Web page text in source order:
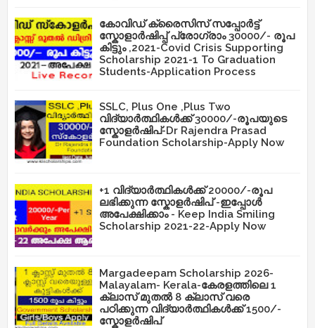
കോവിഡ് ക്രൈസിസ് സപ്പോർട്ട്
സ്കോളാർഷിപ്പ് പ്രോഗ്രാം 30000/- രൂപ
കിട്ടും ,2021-Covid Crisis Supporting
Scholarship 2021-1 To Graduation
Students-Application Process
SSLC, Plus One ,Plus Two
വിദ്യാർത്ഥികൾക്ക് 30000/-രൂപയുടെ
സ്കോളർഷിപ്-Dr Rajendra Prasad
Foundation Scholarship-Apply Now
+1 വിദ്യാർത്ഥികൾക്ക് 20000/-രൂപ
ലഭിക്കുന്ന സ്കോളർഷിപ് -ഇപ്പോൾ
അപേക്ഷിക്കാം - Keep India Smiling
Scholarship 2021-22-Apply Now
Margadeepam Scholarship 2026-
Malayalam- Kerala-കേരളത്തിലെ 1
ക്ലാസ് മുതൽ 8 ക്ലാസ് വരെ
പഠിക്കുന്ന വിദ്യാർത്ഥികൾക്ക് 1500/-
സ്കോളർഷിപ്